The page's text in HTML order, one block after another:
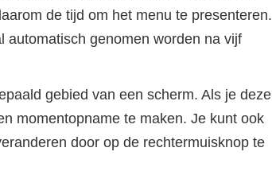
de tijd om het menu te presenteren.
automatisch genomen worden na vijf
gebied van een scherm. Als je deze
momentopname te maken. Je kunt ook
door op de rechtermuisknop te